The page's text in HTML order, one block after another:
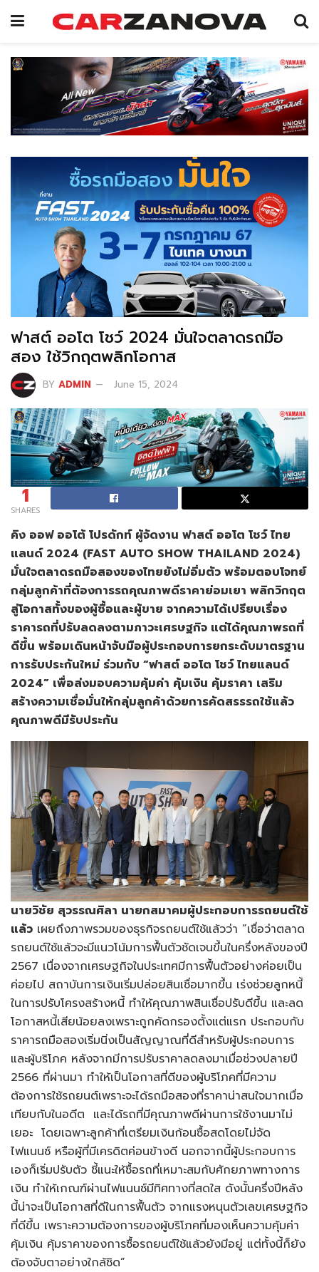
ฟาสต์ ออโต โชว์ 2024 มั่นใจตลาดรถมือ
สอง ใช้วิกฤตพลิกโอกาส
BY ADMIN June 15, 2024
1
SHARES
คิง ออฟ ออโต้ โปรดักท์ ผู้จัดงาน ฟาสต์ ออโต โชว์ ไทย
แลนด์ 2024 (FAST AUTO SHOW THAILAND 2024)
มั่นใจตลาดรถมือสองของไทยยังไม่อิ่มตัว พร้อมตอบโจทย์
กลุ่มลูกค้าที่ต้องการรถคุณภาพดีราคาย่อมเยา พลิกวิกฤต
สู่โอกาสทั้งของผู้ซื้อและผู้ขาย จากความได้เปรียบเรื่อง
ราคารถที่ปรับลดลงตามภาวะเศรษฐกิจ แต่ได้คุณภาพรถที่
ดีขึ้น พร้อมเดินหน้าจับมือผู้ประกอบการยกระดับมาตรฐาน
การรับประกันใหม่ ร่วมกับ “ฟาสต์ ออโต โชว์ ไทยแลนด์
2024” เพื่อส่งมอบความคุ้มค่า คุ้มเงิน คุ้มราคา เสริม
สร้างความเชื่อมั่นให้กลุ่มลูกค้าด้วยการคัดสรรรถใช้แล้ว
คุณภาพดีมีรับประกัน
นายวิชัย สุวรรณศิลา นายกสมาคมผู้ประกอบการรถยนต์ใช้
แล้ว เผยถึงภาพรวมของธุรกิจรถยนต์ใช้แล้วว่า “เชื่อว่าตลาด
รถยนต์ใช้แล้วจะมีแนวโน้มการฟื้นตัวชัดเจนขึ้นในครึ่งหลังของปี
2567 เนื่องจากเศรษฐกิจในประเทศมีการฟื้นตัวอย่างค่อยเป็น
ค่อยไป สถาบันการเงินเริ่มปล่อยสินเชื่อมากขึ้น เร่งช่วยลูกหนี้
ในการปรับโครงสร้างหนี้ ทำให้คุณภาพสินเชื่อปรับดีขึ้น และลด
โอกาสหนี้เสียน้อยลงเพราะถูกคัดกรองตั้งแต่แรก ประกอบกับ
ราคารถมือสองเริ่มนิ่งเป็นสัญญาณที่ดีสำหรับผู้ประกอบการ
และผู้บริโภค หลังจากมีการปรับราคาลดลงมาเมื่อช่วงปลายปี
2566 ที่ผ่านมา ทำให้เป็นโอกาสที่ดีของผู้บริโภคที่มีความ
ต้องการใช้รถยนต์เพราะจะได้รถมือสองที่ราคาน่าสนใจมากเมื่อ
เทียบกับในอดีต และได้รถที่มีคุณภาพดีผ่านการใช้งานมาไม่
เยอะ โดยเฉพาะลูกค้าที่เตรียมเงินก้อนซื้อสดโดยไม่จัด
ไฟแนนซ์ หรือผู้ที่มีเครดิตค่อนข้างดี นอกจากนี้ผู้ประกอบการ
เองก็เริ่มปรับตัว ชี้แนะให้ซื้อรถที่เหมาะสมกับศักยภาพทางการ
เงิน ทำให้เกณฑ์ผ่านไฟแนนซ์มีทิศทางที่สดใส ดังนั้นครึ่งปีหลัง
นี้น่าจะเป็นโอกาสที่ดีในการฟื้นตัว จากแรงหนุนตัวเลขเศรษฐกิจ
ที่ดีขึ้น เพราะความต้องการของผู้บริโภคที่มองเห็นความคุ้มค่า
คุ้มเงิน คุ้มราคาของการซื้อรถยนต์ใช้แล้วยังมีอยู่ แต่ทั้งนี้ก็ยัง
ต้องจับตาอย่างใกล้ชิด”